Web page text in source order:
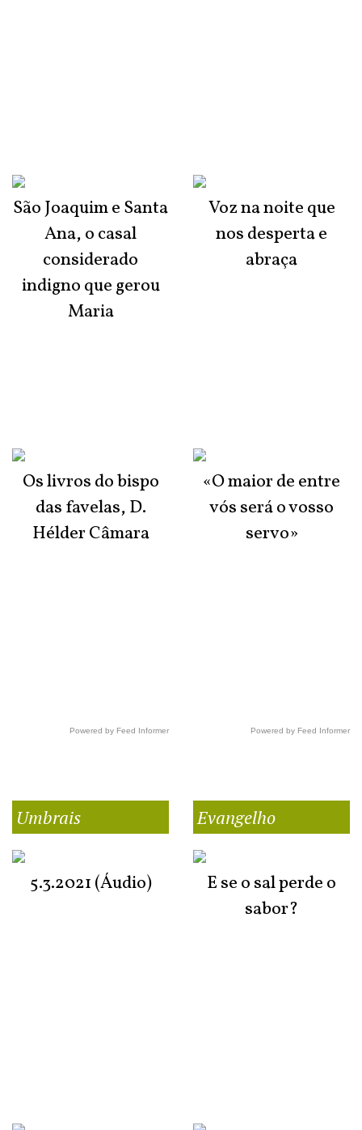
São Joaquim e Santa
Ana, o casal
considerado
indigno que gerou
Maria
Os livros do bispo
das favelas, D.
Hélder Câmara
Powered by Feed Informer
Voz na noite que
nos desperta e
abraça
«O maior de entre
vós será o vosso
servo»
Powered by Feed Informer
Umbrais
5.3.2021 (Áudio)
Evangelho
E se o sal perde o
sabor?